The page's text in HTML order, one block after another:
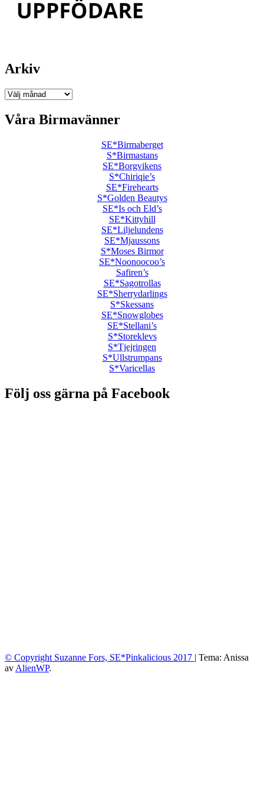
Arkiv
Arkiv
Våra Birmavänner
SE*Birmaberget
S*Birmastans
SE*Borgvikens
S*Chiriqie’s
SE*Firehearts
S*Golden Beautys
SE*Is och Eld’s
SE*Kittyhill
SE*Liljelundens
SE*Mjaussons
S*Moses Birmor
SE*Noonoocoo’s
Safiren’s
SE*Sagotrollas
SE*Sherrydarlings
S*Skessans
SE*Snowglobes
SE*Stellani’s
S*Storeklevs
S*Tjejringen
S*Ullstrumpans
S*Varicellas
Följ oss gärna på Facebook
© Copyright Suzanne Fors, SE*Pinkalicious 2017 | Tema: Anissa
av AlienWP.